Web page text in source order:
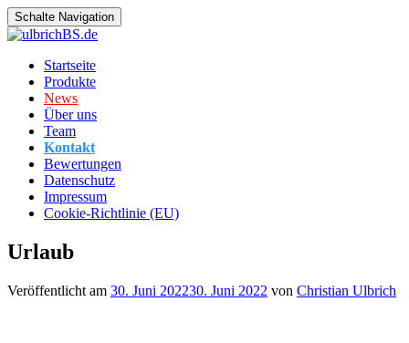
Schalte Navigation
Zum
Inhalt
springen
Startseite
Produkte
News
Über uns
Team
Kontakt
Bewertungen
Datenschutz
Impressum
Cookie-Richtlinie (EU)
Urlaub
Veröffentlicht am 30. Juni 202230. Juni 2022 von Christian Ulbrich